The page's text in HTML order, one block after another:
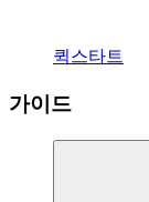
퀵스타트
가이드